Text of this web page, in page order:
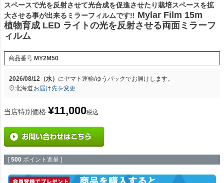
スペースで光を反射させて光合成を促進させたり栽培スペースを拡
大させる事が出来るミラーフィルムです!! Mylar Film 15m
植物育成 LED ライトの光を反射させる両面ミラーフ
ィルム
商品番号 MY2M50
2026/08/12（水） にヤマト運輸/ゆうパックでお届けします。
北海道 お届け先を変更
当店特別価格 ¥11,000税込
[ 500 ポイント進呈 ]